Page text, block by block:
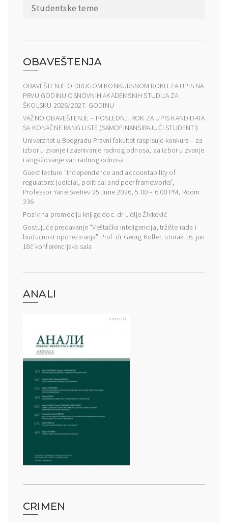
Studentske teme
OBAVEŠTENJA
OBAVEŠTENJE O DRUGOM KONKURSNOM ROKU ZA UPIS NA
PRVU GODINU OSNOVNIH AKADEMSKIH STUDIJA ZA
ŠKOLSKU 2026/2027. GODINU
VAŽNO OBAVEŠTENJE – POSLEDNJI ROK ZA UPIS KANDIDATA
SA KONAČNE RANG LISTE (SAMOFINANSIRAJUĆI STUDENTI)
Univerzitet u Beogradu Pravni fakultet raspisuje konkurs – za
izbor u zvanje i zasnivanje radnog odnosa, za izbor u zvanje
i angažovanje van radnog odnosa
Guest lecture “Independence and accountability of
regulators: judicial, political and peer frameworks”,
Professor Yane Svetiev 25 June 2026, 5.00 – 6.00 PM, Room
236
Poziv na promociju knjige doc. dr Lidije Živković
Gostujuće predavanje “Veštačka inteligencija, tržište rada i
budućnost oporezivanja” Prof. dr Georg Kofler, utorak 16. jun
18č konferencijska sala
ANALI
CRIMEN